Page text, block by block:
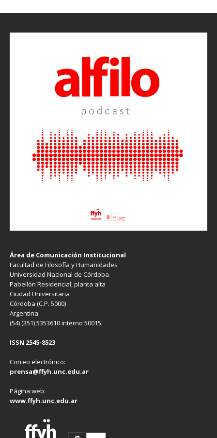
Área de Comunicación Institucional
Facultad de Filosofía y Humanidades
Universidad Nacional de Córdoba
Pabellón Residencial, planta alta
Ciudad Universitaria
Córdoba (C.P. 5000)
Argentina
(54) (351) 5353610 interno 50015.
ISSN 2545-8523
Correo electrónico:
prensa@ffyh.unc.edu.ar
Página web:
www.ffyh.unc.edu.ar